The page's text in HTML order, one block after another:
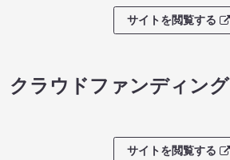
サイトを閲覧する
クラウドファンディング
サイトを閲覧する